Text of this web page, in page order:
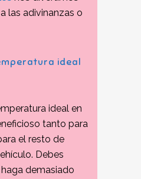
las adivinanzas o
ideal
ideal en
tanto para
el resto de
Debes
demasiado